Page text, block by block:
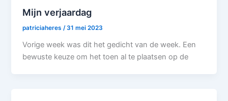
Mijn verjaardag
patriciaheres/31 mei 2023
Vorige week was dit het gedicht van de week. Een
bewuste keuze om het toen al te plaatsen op de